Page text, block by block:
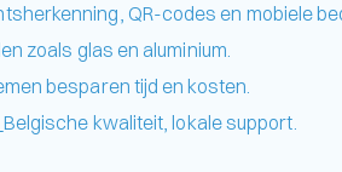
QR-codes en mobiele
zoals glas en aluminium.
besparen tijd en kosten.
Belgische kwaliteit, lokale support.